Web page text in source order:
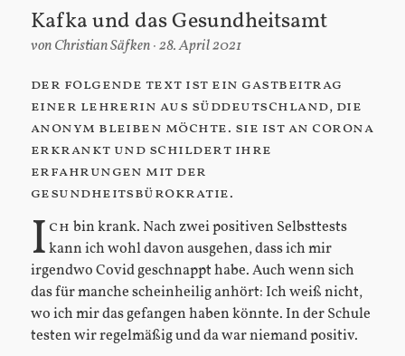
Kafka und das Gesundheitsamt
vonChristian Säfken 28. April 2021
der folgende text ist ein gastbeitrag
einer lehrerin aus süddeutschland, die
anonym bleiben möchte. sie ist an corona
erkrankt und schildert ihre
erfahrungen mit der
gesundheitsbürokratie.
I ch bin krank. Nach zwei positiven Selbsttests
kann ich wohl davon ausgehen, dass ich mir
irgendwo Covid geschnappt habe. Auch wenn sich
das für manche scheinheilig anhört: Ich weiß nicht,
wo ich mir das gefangen haben könnte. In der Schule
testen wir regelmäßig und da war niemand positiv.